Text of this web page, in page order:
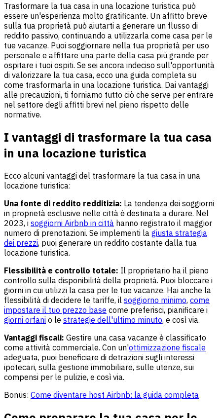
Trasformare la tua casa in una locazione turistica può
essere un'esperienza molto gratificante. Un affitto breve
sulla tua proprietà può aiutarti a generare un flusso di
reddito passivo, continuando a utilizzarla come casa per le
tue vacanze. Puoi soggiornare nella tua proprietà per uso
personale e affittare una parte della casa più grande per
ospitare i tuoi ospiti. Se sei ancora indeciso sull'opportunità
di valorizzare la tua casa, ecco una guida completa su
come trasformarla in una locazione turistica. Dai vantaggi
alle precauzioni, ti forniamo tutto ciò che serve per entrare
nel settore degli affitti brevi nel pieno rispetto delle
normative.
I vantaggi di trasformare la tua casa
in una locazione turistica
Ecco alcuni vantaggi del trasformare la tua casa in una
locazione turistica:
Una fonte di reddito redditizia: La tendenza dei soggiorni
in proprietà esclusive nelle città è destinata a durare. Nel
2023, i soggiorni Airbnb in città hanno registrato il maggior
numero di prenotazioni. Se implementi la giusta strategia
dei prezzi, puoi generare un reddito costante dalla tua
locazione turistica.
Flessibilità e controllo totale: Il proprietario ha il pieno
controllo sulla disponibilità della proprietà. Puoi bloccare i
giorni in cui utilizzi la casa per le tue vacanze. Hai anche la
flessibilità di decidere le tariffe, il soggiorno minimo, come
impostare il tuo prezzo base come preferisci, pianificare i
giorni orfani o le strategie dell'ultimo minuto, e così via.
Vantaggi fiscali: Gestire una casa vacanze è classificato
come attività commerciale. Con un'ottimizzazione fiscale
adeguata, puoi beneficiare di detrazioni sugli interessi
ipotecari, sulla gestione immobiliare, sulle utenze, sui
compensi per le pulizie, e così via.
Bonus: Come diventare host Airbnb: la guida completa